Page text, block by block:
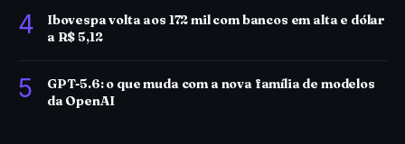
4
Ibovespa volta aos 172 mil com bancos em alta e dólar
a R$ 5,12
5
GPT-5.6: o que muda com a nova família de modelos
da OpenAI